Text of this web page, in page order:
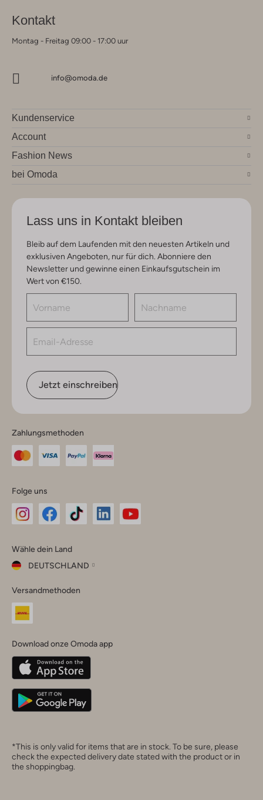
Kontakt
Montag - Freitag 09:00 - 17:00 uur
info@omoda.de
Kundenservice
Account
Fashion News
bei Omoda
Lass uns in Kontakt bleiben
Bleib auf dem Laufenden mit den neuesten Artikeln und
exklusiven Angeboten, nur für dich. Abonniere den
Newsletter und gewinne einen Einkaufsgutschein im
Wert von €150.
Jetzt einschreiben
Zahlungsmethoden
Folge uns
Instagram
Facebook
TikTok
Wähle dein Land
DEUTSCHLAND
dein
Land
Belgique(Français)
Deutschland
Versandmethoden
Download onze Omoda app
*This is only valid for items that are in stock. To be sure, please
check the expected delivery date stated with the product or in
the shoppingbag.